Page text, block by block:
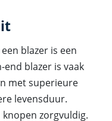
blazer is een
end blazer is vaak
met superieure
levensduur.
zorgvuldig.